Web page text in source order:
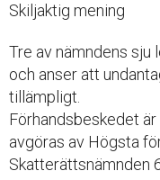
Skiljaktig mening
Tre av nämndens sju
och anser att
tillämpligt.
Förhandsbeskedet
avgöras av Högsta
Skatterättsnämnden